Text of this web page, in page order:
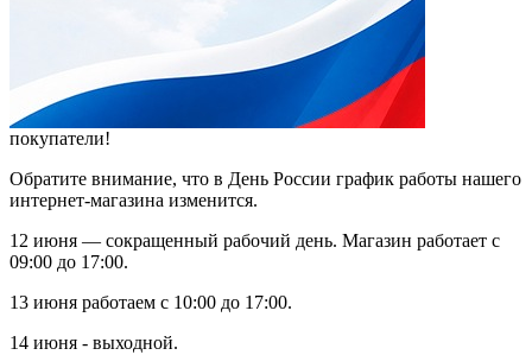
покупатели!
Обратите внимание, что в День России график работы нашего
интернет-магазина изменится.
12 июня — сокращенный рабочий день. Магазин работает с
09:00 до 17:00.
13 июня работаем с 10:00 до 17:00.
14 июня - выходной.